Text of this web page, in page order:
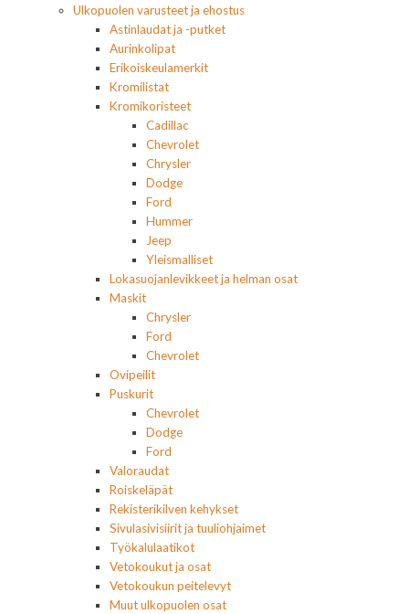
Ulkopuolen varusteet ja ehostus
Astinlaudat ja -putket
Aurinkolipat
Erikoiskeulamerkit
Kromilistat
Kromikoristeet
Cadillac
Chevrolet
Chrysler
Dodge
Ford
Hummer
Jeep
Yleismalliset
Lokasuojanlevikkeet ja helman osat
Maskit
Chrysler
Ford
Chevrolet
Ovipeilit
Puskurit
Chevrolet
Dodge
Ford
Valoraudat
Roiskeläpät
Rekisterikilven kehykset
Sivulasivisiirit ja tuuliohjaimet
Työkalulaatikot
Vetokoukut ja osat
Vetokoukun peitelevyt
Muut ulkopuolen osat